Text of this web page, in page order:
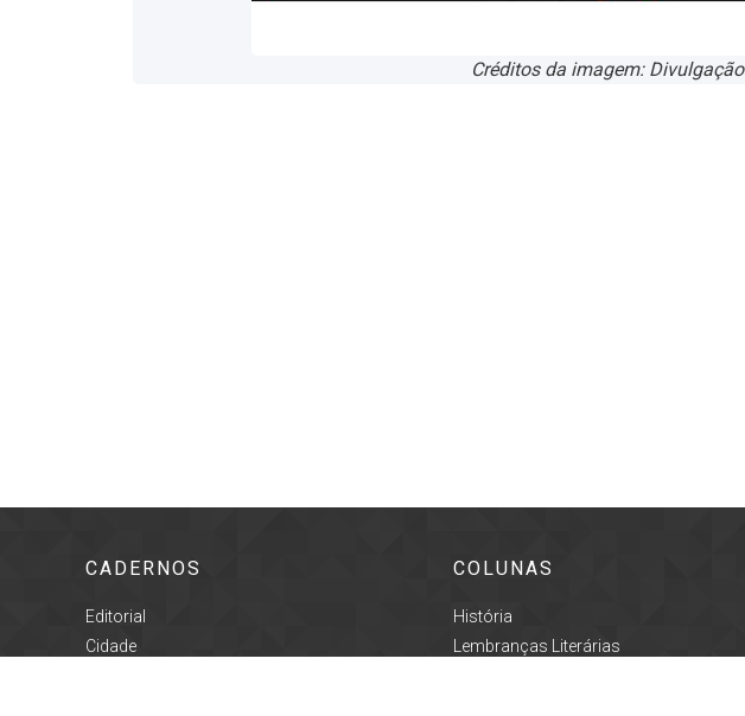
Créditos da imagem: Divulgação
CADERNOS
Editorial
Cidade
COLUNAS
História
Lembranças Literárias